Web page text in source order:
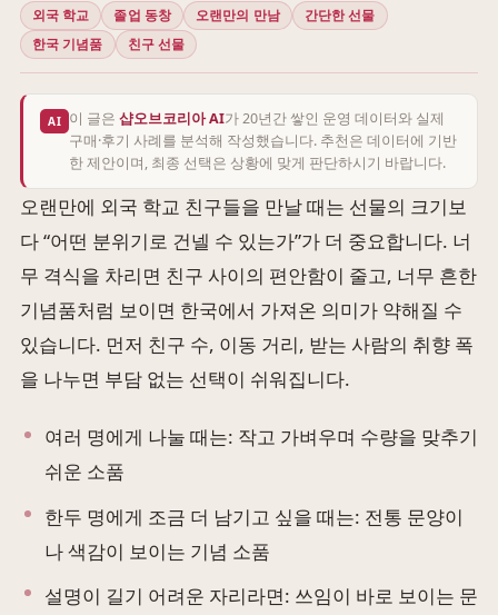
외국 학교 졸업 동창 오랜만의 만남
간단한 선물
한국 기념품
친구 선물
AI 이 글은샵오브코리아 AI가 20년간 쌓인 운영 데이터와 실제
구매·후기 사례를 분석해 작성했습니다. 추천은 데이터에 기반
한 제안이며, 최종 선택은 상황에 맞게 판단하시기 바랍니다.
오랜만에 외국 학교 친구들을 만날 때는 선물의 크기보
다 “어떤 분위기로 건넬 수 있는가”가 더 중요합니다. 너
무 격식을 차리면 친구 사이의 편안함이 줄고, 너무 흔한
기념품처럼 보이면 한국에서 가져온 의미가 약해질 수
있습니다. 먼저 친구 수, 이동 거리, 받는 사람의 취향 폭
을 나누면 부담 없는 선택이 쉬워집니다.
여러 명에게 나눌 때는: 작고 가벼우며 수량을 맞추기
쉬운 소품
한두 명에게 조금 더 남기고 싶을 때는: 전통 문양이
나 색감이 보이는 기념 소품
설명이 길기 어려운 자리라면: 쓰임이 바로 보이는 문